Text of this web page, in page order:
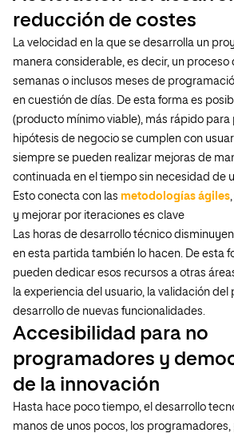
reducción de costes
La velocidad en la que se desarrolla un
manera considerable, es decir, un proceso
semanas o inclusos meses de
en cuestión de días. De esta forma es
(producto mínimo viable), más rápido para
hipótesis de negocio se cumplen con
siempre se pueden realizar mejoras de
continuada en el tiempo sin necesidad de
Esto conecta con las metodologías ágiles
y mejorar por iteraciones es clave
Las horas de desarrollo técnico
en esta partida también lo hacen. De esta
pueden dedicar esos recursos a otras
la experiencia del usuario, la validación del
desarrollo de nuevas funcionalidades.
Accesibilidad para no
programadores y
de la innovación
Hasta hace poco tiempo, el desarrollo
manos de unos pocos, los